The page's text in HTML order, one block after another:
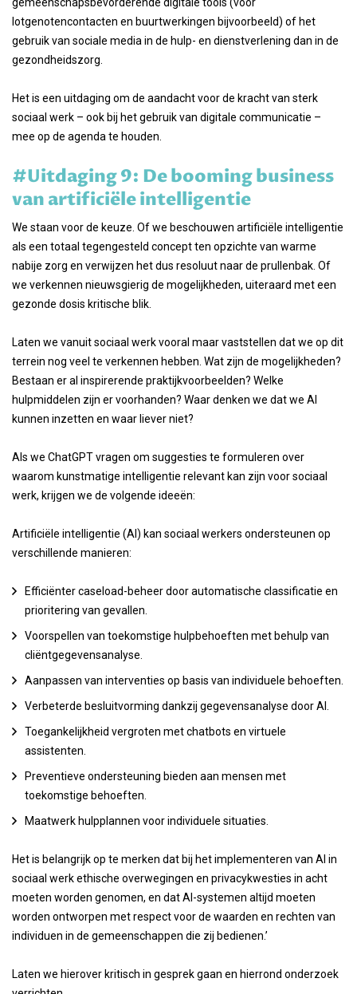
lotgenotencontacten en buurtwerkingen bijvoorbeeld) of het
gebruik van sociale media in de hulp- en dienstverlening dan in de
gezondheidszorg.
Het is een uitdaging om de aandacht voor de kracht van sterk
sociaal werk – ook bij het gebruik van digitale communicatie –
mee op de agenda te houden.
#Uitdaging 9: De booming business
van artificiële intelligentie
We staan voor de keuze. Of we beschouwen artificiële intelligentie
als een totaal tegengesteld concept ten opzichte van warme
nabije zorg en verwijzen het dus resoluut naar de prullenbak. Of
we verkennen nieuwsgierig de mogelijkheden, uiteraard met een
gezonde dosis kritische blik.
Laten we vanuit sociaal werk vooral maar vaststellen dat we op dit
terrein nog veel te verkennen hebben. Wat zijn de mogelijkheden?
Bestaan er al inspirerende praktijkvoorbeelden? Welke
hulpmiddelen zijn er voorhanden? Waar denken we dat we AI
kunnen inzetten en waar liever niet?
Als we ChatGPT vragen om suggesties te formuleren over
waarom kunstmatige intelligentie relevant kan zijn voor sociaal
werk, krijgen we de volgende ideeën:
Artificiële intelligentie (AI) kan sociaal werkers ondersteunen op
verschillende manieren:
Efficiënter caseload-beheer door automatische classificatie en
prioritering van gevallen.
Voorspellen van toekomstige hulpbehoeften met behulp van
cliëntgegevensanalyse.
Aanpassen van interventies op basis van individuele behoeften.
Verbeterde besluitvorming dankzij gegevensanalyse door AI.
Toegankelijkheid vergroten met chatbots en virtuele
assistenten.
Preventieve ondersteuning bieden aan mensen met
toekomstige behoeften.
Maatwerk hulpplannen voor individuele situaties.
Het is belangrijk op te merken dat bij het implementeren van AI in
sociaal werk ethische overwegingen en privacykwesties in acht
moeten worden genomen, en dat AI-systemen altijd moeten
worden ontworpen met respect voor de waarden en rechten van
individuen in de gemeenschappen die zij bedienen.’
Laten we hierover kritisch in gesprek gaan en hierrond onderzoek